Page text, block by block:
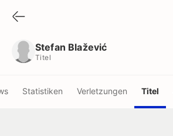
Stefan Blažević
Titel
Statistiken Verletzungen Titel